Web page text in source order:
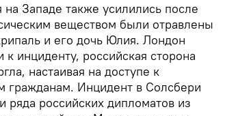
Западе также усилились после
веществом были отравлены
и его дочь Юлия. Лондон
инциденту, российская сторона
настаивая на доступе к
гражданам. Инцидент в Солсбери
российских дипломатов из